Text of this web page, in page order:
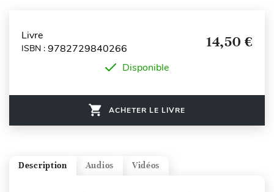
Livre
ISBN : 9782729840266 14,50 €
Disponible
ACHETER LE LIVRE
Vidéos
Audios
Description